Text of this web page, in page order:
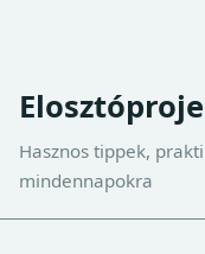
Hasznos tippek,
mindennapokra